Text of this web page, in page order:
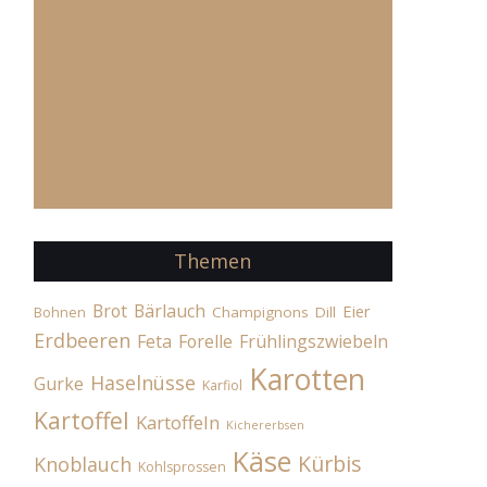
Themen
Bohnen Brot Bärlauch Champignons Dill Eier
Erdbeeren Feta Forelle Frühlingszwiebeln
Gurke Haselnüsse Karfiol Karotten
Kartoffel Kartoffeln Kichererbsen
Knoblauch Kohlsprossen Käse Kürbis